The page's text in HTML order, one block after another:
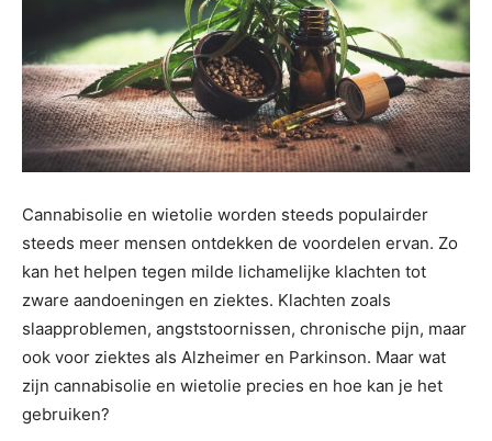
Cannabisolie en wietolie worden steeds populairder
steeds meer mensen ontdekken de voordelen ervan. Zo
kan het helpen tegen milde lichamelijke klachten tot
zware aandoeningen en ziektes. Klachten zoals
slaapproblemen, angststoornissen, chronische pijn, maar
ook voor ziektes als Alzheimer en Parkinson. Maar wat
zijn cannabisolie en wietolie precies en hoe kan je het
gebruiken?